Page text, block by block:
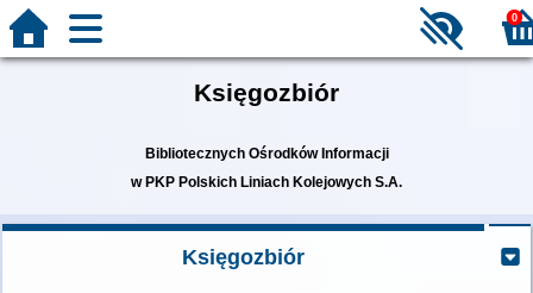
0
Księgozbiór
Bibliotecznych Ośrodków Informacji
w PKP Polskich Liniach Kolejowych S.A.
Księgozbiór